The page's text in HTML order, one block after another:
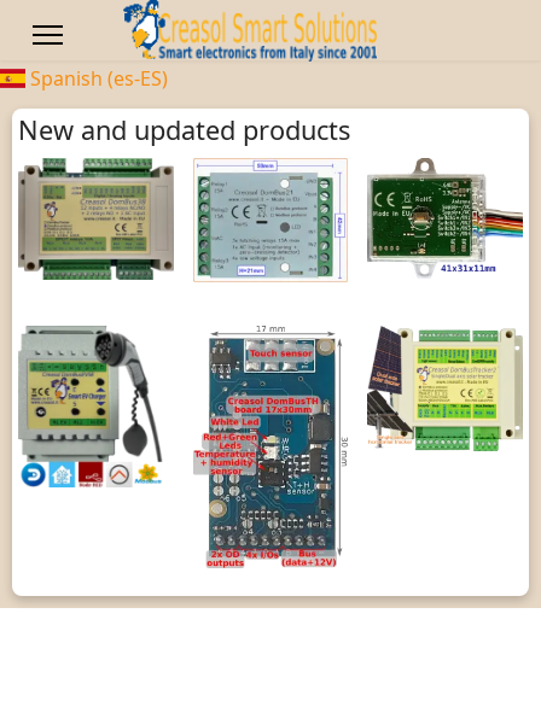
Spanish (es-ES)
New and updated products